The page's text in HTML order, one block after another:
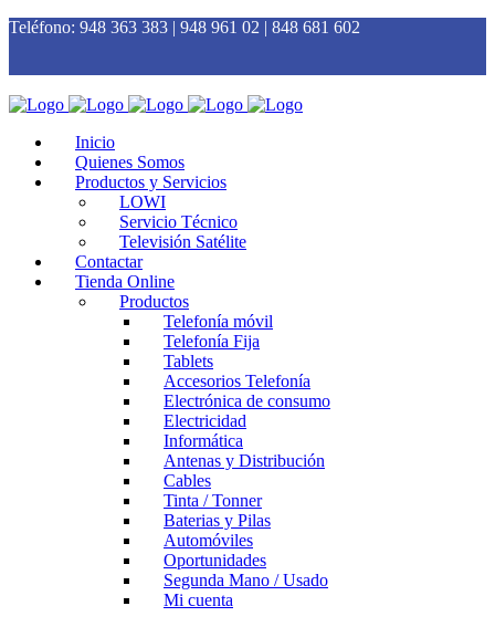
Teléfono: 948 363 383 | 948 961 02 | 848 681 602
Inicio
Quienes Somos
Productos y Servicios
LOWI
Servicio Técnico
Televisión Satélite
Contactar
Tienda Online
Productos
Telefonía móvil
Telefonía Fija
Tablets
Accesorios Telefonía
Electrónica de consumo
Electricidad
Informática
Antenas y Distribución
Cables
Tinta / Tonner
Baterias y Pilas
Automóviles
Oportunidades
Segunda Mano / Usado
Mi cuenta